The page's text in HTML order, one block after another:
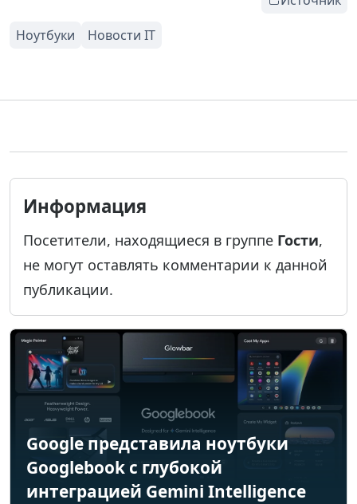
Информация
Посетители, находящиеся в группе Гости,
не могут оставлять комментарии к данной
публикации.
Google представила ноутбуки
Googlebook с глубокой
интеграцией Gemini Intelligence